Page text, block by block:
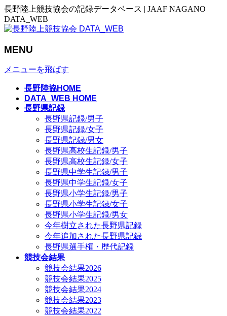
長野陸上競技協会の記録データベース | JAAF NAGANO
DATA_WEB
MENU
メニューを飛ばす
長野陸協HOME
DATA_WEB HOME
長野県記録
長野県記録/男子
長野県記録/女子
長野県記録/男女
長野県高校生記録/男子
長野県高校生記録/女子
長野県中学生記録/男子
長野県中学生記録/女子
長野県小学生記録/男子
長野県小学生記録/女子
長野県小学生記録/男女
今年樹立された長野県記録
今年追加された長野県記録
長野県選手権・歴代記録
競技会結果
競技会結果2026
競技会結果2025
競技会結果2024
競技会結果2023
競技会結果2022